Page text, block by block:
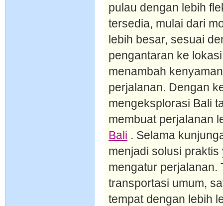
pulau dengan lebih
tersedia, mulai dari
lebih besar, sesuai
pengantaran ke
menambah
perjalanan. Dengan
mengeksplorasi Bali
membuat perjalanan
Bali . Selama
menjadi solusi
mengatur perjalanan.
transportasi umum,
tempat dengan lebih